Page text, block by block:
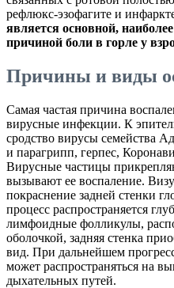
рефлюкс-эзофагите и
является основной,
причиной боли в горле у
Причины и виды
Самая частая причина
вирусные инфекции. К
сродство вирусы семейства
и парагрипп, герпес,
Вирусные частицы
вызывают ее воспаление.
покраснение задней стенки
процесс распространяется
лимфоидные фолликулы,
оболочкой, задняя стенка
вид. При дальнейшем
может распространяться на
дыхательных путей.